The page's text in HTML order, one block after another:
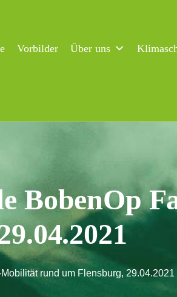
Vorbilder Über uns
BobenOp
rund um Flensburg, 29.04.2021